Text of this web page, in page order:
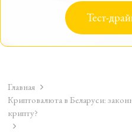
Тест-
Главная
Криптовалюта в Беларуси:
крипту?